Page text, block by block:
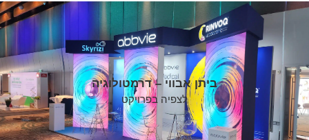
ביתן אבווי – דרמטולוגיה
לצפיה בפרויקט